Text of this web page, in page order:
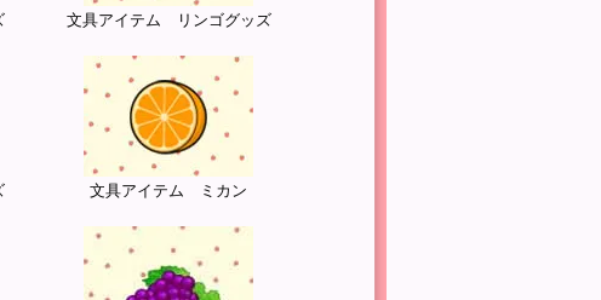
文具アイテム リンゴグッズ
文具アイテム ミカン